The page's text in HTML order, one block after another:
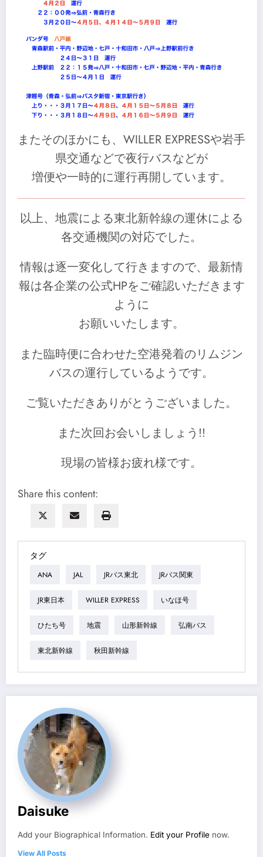
またそのほかにも、WILLER EXPRESSや岩手
県交通などで夜行バスなどが
増便や一時的に運行再開しています。
以上、地震による東北新幹線の運休による
各交通機関の対応でした。
情報は逐一変化して行きますので、最新情
報は各企業の公式HPをご確認いただきます
ように
お願いいたします。
また臨時便に合わせた空港発着のリムジン
バスの運行しているようです。
ご覧いただきありがとうございました。
また次回お会いしましょう!!
現場の皆様お疲れ様です。
Share this content:
タグ
ANA JAL JRバス東北 JRバス関東
JR東日本 WILLER EXPRESS いなほ号
ひたち号 地震 山形新幹線 弘南バス
東北新幹線 秋田新幹線
Daisuke
Add your Biographical Information. Edit your Profile now.
View All Posts